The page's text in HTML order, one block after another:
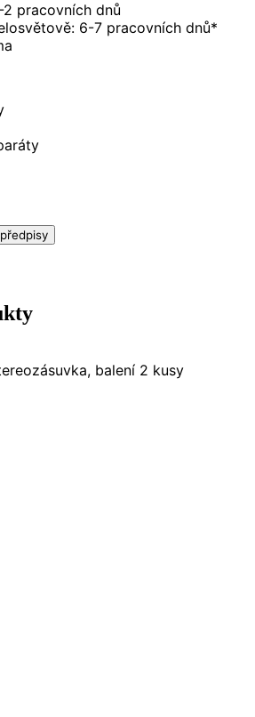
pracovních dnů
6-7 pracovních dnů*
balení 2 kusy